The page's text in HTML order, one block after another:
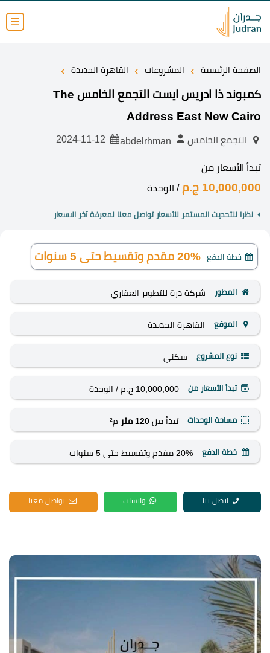
☰
الصفحة الرئيسية › المشروعات › القاهرة الجديدة ›
كمبوند ذا ادريس ايست التجمع الخامس The
Address East New Cairo
التجمع الخامس
تبدأ الأسعار من
10,000,000 ج.م / الوحدة
نظرا للتحديث المستمر للأسعار تواصل معنا لمعرفة آخر الاسعار
خطة الدفع 20% مقدم وتقسيط حتى 5 سنوات
المطور شركة درة للتطوير العقاري
الموقع القاهرة الجديدة
نوع المشروع سكني
تبدأ الأسعار من 10,000,000 ج.م / الوحدة
مساحة الوحدات تبدأ من 120 متر م²
خطة الدفع 20% مقدم وتقسيط حتى 5 سنوات
اتصل بنا واتساب تواصل معنا